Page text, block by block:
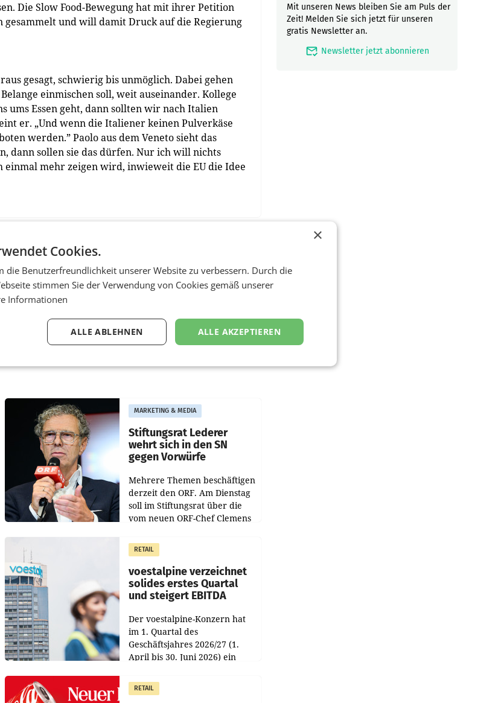
Die Slow Food-Bewegung hat mit ihrer Petition
und will damit Druck auf die Regierung
gesagt, schwierig bis unmöglich. Dabei gehen
einmischen soll, weit auseinander. Kollege
ums Essen geht, dann sollten wir nach Italien
er. „Und wenn die Italiener keinen Pulverkäse
werden.” Paolo aus dem Veneto sieht das
dann sollen sie das dürfen. Nur ich will nichts
einmal mehr zeigen wird, inwieweit die EU die Idee
MARKETING & MEDIA
Stiftungsrat Lederer
wehrt sich in den SN
gegen Vorwürfe
Mehrere Themen beschäftigen
derzeit den ORF. Am Dienstag
soll im Stiftungsrat über die
vom neuen ORF-Chef Clemens
Besetzungen für die
Direktionen abgestimmt
werden.
RETAIL
voestalpine verzeichnet
solides erstes Quartal
und steigert EBITDA
Der voestalpine-Konzern hat
im 1. Quartal des
Geschäftsjahres 2026/27 (1.
April bis 30. Juni 2026) ein
Der Umsatz stieg im Vergleich
zur Vorjahresperiode
RETAIL
Mit unseren News bleiben Sie am Puls der
Zeit! Melden Sie sich jetzt für unseren
gratis Newsletter an.
mark_email_read Newsletter jetzt abonnieren
×
Cookies.
die Benutzerfreundlichkeit unserer Website zu verbessern. Durch die
stimmen Sie der Verwendung von Cookies gemäß unserer
Informationen
ALLE AKZEPTIEREN
ALLE ABLEHNEN